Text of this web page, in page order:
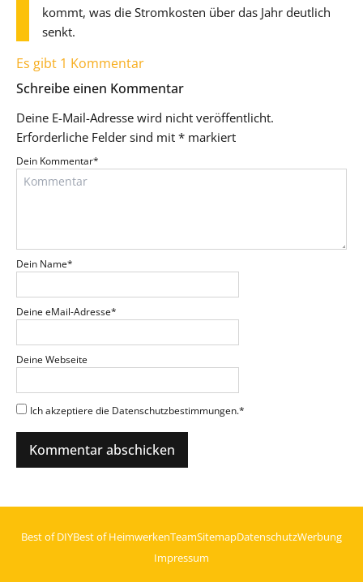
kommt, was die Stromkosten über das Jahr deutlich
senkt.
Es gibt 1 Kommentar
Schreibe einen Kommentar
Deine E-Mail-Adresse wird nicht veröffentlicht.
Erforderliche Felder sind mit * markiert
Dein Kommentar*
Dein Name*
Deine eMail-Adresse*
Deine Webseite
Ich akzeptiere die Datenschutzbestimmungen.*
Best of DIYBest of HeimwerkenTeamSitemapDatenschutzWerbung
Impressum